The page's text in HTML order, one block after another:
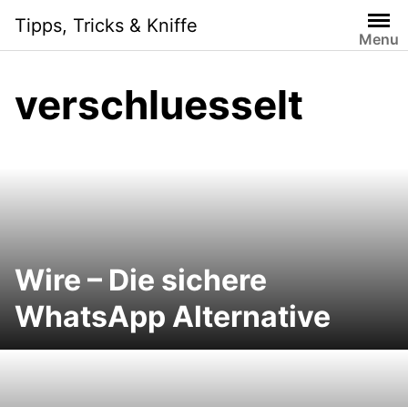
content
Tipps, Tricks & Kniffe
Menu
verschluesselt
Wire – Die sichere
WhatsApp Alternative